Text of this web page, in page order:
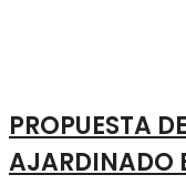
PROPUESTA
AJARDINADO